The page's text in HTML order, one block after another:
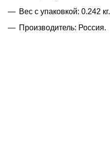
Вес с упаковкой: 0.242 кг.
Производитель: Россия.